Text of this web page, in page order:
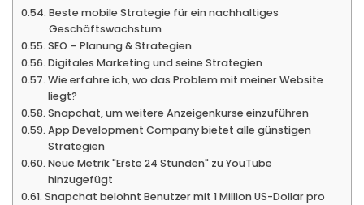
Beste mobile Strategie für ein nachhaltiges
Geschäftswachstum
SEO – Planung & Strategien
Digitales Marketing und seine Strategien
Wie erfahre ich, wo das Problem mit meiner Website
liegt?
Snapchat, um weitere Anzeigenkurse einzuführen
App Development Company bietet alle günstigen
Strategien
Neue Metrik "Erste 24 Stunden" zu YouTube
hinzugefügt
Snapchat belohnt Benutzer mit 1 Million US-Dollar pro